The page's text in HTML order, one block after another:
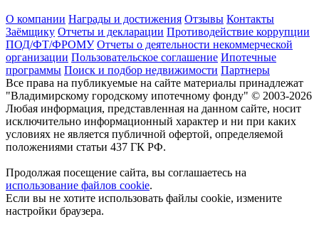
О компании Награды и достижения Отзывы Контакты
Заёмщику Отчеты и декларации Противодействие коррупции
ПОД/ФТ/ФРОМУ Отчеты о деятельности некоммерческой
организации Пользовательское соглашение Ипотечные
программы Поиск и подбор недвижимости Партнеры
Все права на публикуемые на сайте материалы принадлежат
"Владимирскому городскому ипотечному фонду" © 2003-2026
Любая информация, представленная на данном сайте, носит
исключительно информационный характер и ни при каких
условиях не является публичной офертой, определяемой
положениями статьи 437 ГК РФ.
Продолжая посещение сайта, вы соглашаетесь на
использование файлов cookie.
Если вы не хотите использовать файлы cookie, измените
настройки браузера.